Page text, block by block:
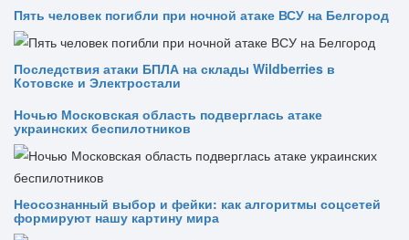
Пять человек погибли при ночной атаке ВСУ на Белгород
Последствия атаки БПЛА на склады Wildberries в
Котовске и Электростали
Ночью Московская область подверглась атаке
украинских беспилотников
Неосознанный выбор и фейки: как алгоритмы соцсетей
формируют нашу картину мира